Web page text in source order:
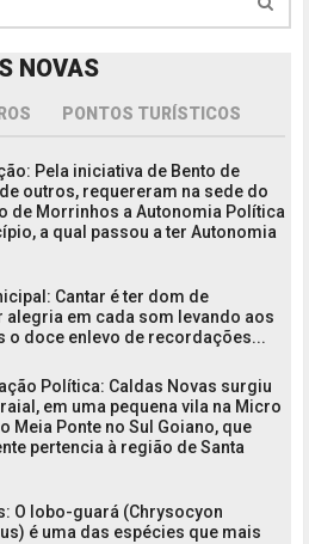
NOVAS
PONTOS TURÍSTICOS
Pela iniciativa de Bento de
outros, requereram na sede do
de Morrinhos a Autonomia Política
a qual passou a ter Autonomia
Cantar é ter dom de
alegria em cada som levando aos
o doce enlevo de recordações...
Política: Caldas Novas surgiu
em uma pequena vila na Micro
Meia Ponte no Sul Goiano, que
pertencia à região de Santa
O lobo-guará (Chrysocyon
é uma das espécies que mais